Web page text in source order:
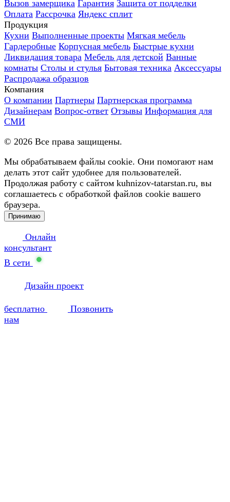
Вызов замерщика Гарантия Защита от подделки
Оплата Рассрочка Яндекс сплит
Продукция
Кухни Выполненные проекты Мягкая мебель
Гардеробные Корпусная мебель Быстрые кухни
Ликвидация товара Мебель для детской Ванные
комнаты Столы и стулья Бытовая техника Аксессуары
Распродажа образцов
Компания
О компании Партнеры Партнерская программа
Дизайнерам Вопрос-ответ Отзывы Информация для
СМИ
© 2026 Все права защищены.
Мы обрабатываем файлы cookie. Они помогают нам
делать этот сайт удобнее для пользователей.
Продолжая работу с сайтом kuhnizov-tatarstan.ru, вы
соглашаетесь с обработкой файлов cookie вашего
браузера.
Принимаю
Онлайн
консультант
В сети
Дизайн проект
бесплатно
Позвонить
нам